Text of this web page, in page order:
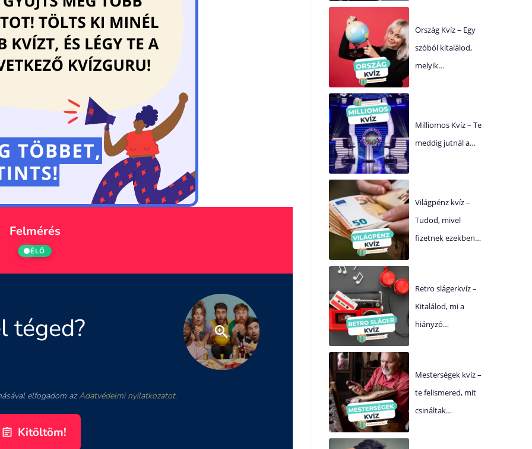
Ország Kvíz – Egy
szóból kitalálod,
melyik…
Milliomos Kvíz – Te
meddig jutnál a…
Világpénz kvíz –
Tudod, mivel
fizetnek ezekben…
Retro slágerkvíz –
Kitalálod, mi a
hiányzó…
Mesterségek kvíz –
te felismered, mit
csináltak…